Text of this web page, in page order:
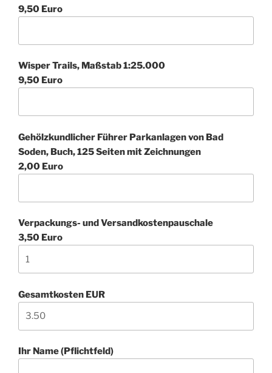
9,50 Euro
Wisper Trails, Maßstab 1:25.000
9,50 Euro
Gehölzkundlicher Führer Parkanlagen von Bad
Soden, Buch, 125 Seiten mit Zeichnungen
2,00 Euro
Verpackungs- und Versandkostenpauschale
3,50 Euro
Gesamtkosten EUR
Ihr Name (Pflichtfeld)